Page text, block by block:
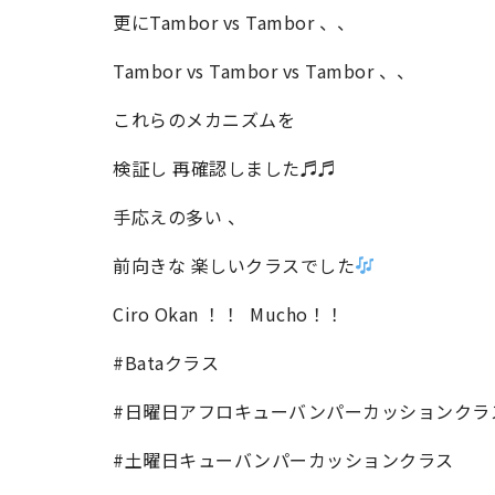
更にTambor vs Tambor 、、
Tambor vs Tambor vs Tambor 、、
これらのメカニズムを
検証し 再確認しました♬♬
手応えの多い 、
前向きな 楽しいクラスでした
Ciro Okan ！！ Mucho！！
#Bataクラス
#日曜日アフロキューバンパーカッションクラ
#土曜日キューバンパーカッションクラス